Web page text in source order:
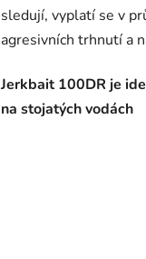
sledují, vyplatí se v
agresivních trhnutí a
Jerkbait 100DR je
na stojatých vodách